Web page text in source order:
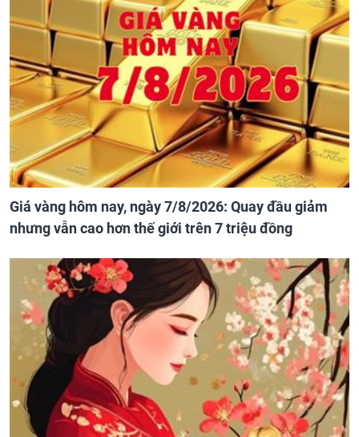
Giá vàng hôm nay, ngày 7/8/2026: Quay đầu giảm
nhưng vẫn cao hơn thế giới trên 7 triệu đồng